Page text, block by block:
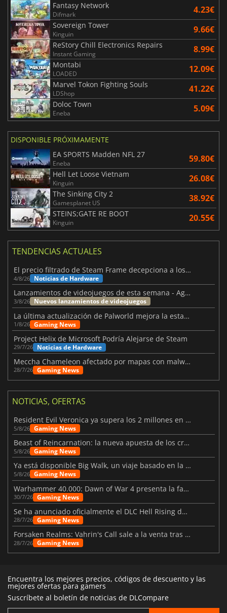
Fantasy Network
Difmark 4.23€
Sovereign Tower
Kinguin 9.66€
ReStory Chill Electronics Repairs
Instant Gaming 8.99€
Montabi
LOADED 12.09€
Marvel Tokon Fighting Souls
LDShop 41.22€
Doloc Town
Eneba 5.09€
DISPONIBLE PRÓXIMAMENTE
EA SPORTS Madden NFL 27
Eneba 59.80€
Hell Let Loose Vietnam
Kinguin 26.08€
The Sinking City 2
Gamesplanet US 38.92€
STEINS;GATE RE BOOT
Kinguin 20.55€
TENDENCIAS ACTUALES
El precio filtrado de Steam Frame decepciona a los usuarios
4/8/26 Noticias de Hardware
Lanzamientos de videojuegos de esta semana - Agosto de 2026 (semana 32)
3/8/26 Nuevos lanzamientos de videojuegos
La última actualización de Palworld mejora la estabilidad
1/8/26 Gaming News
Project Helix de Microsoft Podría Alejarse de Steam
29/7/26 Noticias de Hardware
Meccha Chameleon afectado por mapas con malware y Discord
28/7/26 Gaming News
NOTICIAS, OFERTAS
Resident Evil Veronica ya supera los 2 millones en listas de deseados
5/8/26 Gaming News
Beast of Reincarnation: la nueva apuesta de los creadores de Pokémon
5/8/26 Gaming News
Ya está disponible Big Walk, un viaje basado en la amistad
5/8/26 Gaming News
Warhammer 40.000: Dawn of War 4 presenta la facción de los Necrones
30/7/26 Gaming News
Se ha anunciado oficialmente el DLC Hell Rising de Nioh 3
28/7/26 Gaming News
Forsaken Realms: Vahrin's Call sale a la venta tras una década
28/7/26 Gaming News
Encuentra los mejores precios, códigos de descuento y las
mejores ofertas para gamers
Suscríbete al boletín de noticias de DLCompare